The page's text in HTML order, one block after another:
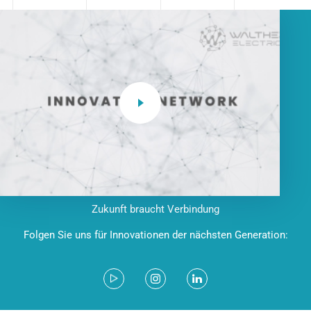
Zukunft braucht Verbindung
Folgen Sie uns für Innovationen der nächsten Generation: